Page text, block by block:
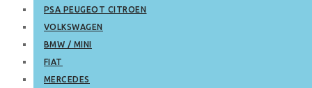
PSA PEUGEOT CITROEN
VOLKSWAGEN
BMW / MINI
FIAT
MERCEDES